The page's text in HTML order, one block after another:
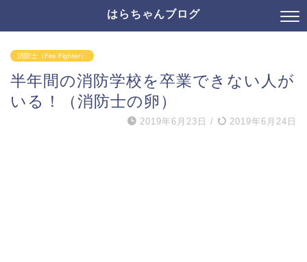
はらちゃんブログ
消防士（Fire Fighter）
半年間の消防学校を卒業できない人が
いる！（消防士の卵）
2019年6月23日 / 2019年6月24日